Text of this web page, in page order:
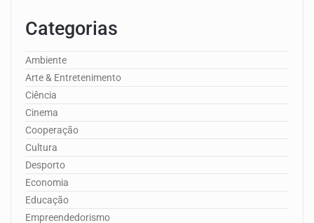
Categorias
Ambiente
Arte & Entretenimento
Ciência
Cinema
Cooperação
Cultura
Desporto
Economia
Educação
Empreendedorismo